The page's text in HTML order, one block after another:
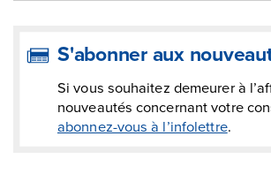
S'abonner aux
Si vous souhaitez demeurer à
nouveautés concernant votre
abonnez-vous à l’infolettre.